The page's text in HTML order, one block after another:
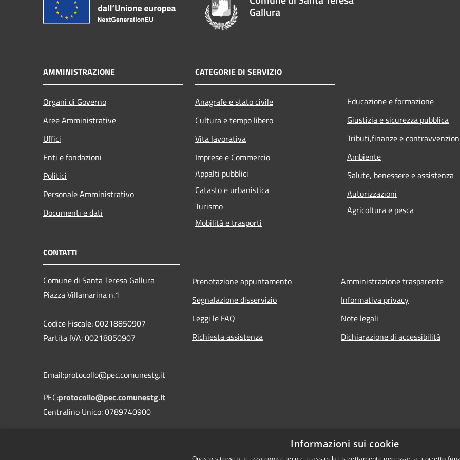
Gallura
AMMINISTRAZIONE
Organi di Governo
Aree Amministrative
Uffici
Enti e fondazioni
Politici
Personale Amministrativo
Documenti e dati
CATEGORIE DI SERVIZIO
Anagrafe e stato civile
Cultura e tempo libero
Vita lavorativa
Imprese e Commercio
Appalti pubblici
Catasto e urbanistica
Turismo
Mobilità e trasporti
Educazione e formazione
Giustizia e sicurezza pubblica
Tributi,finanze e
Ambiente
Salute, benessere e assistenza
Autorizzazioni
Agricoltura e pesca
CONTATTI
Comune di Santa Teresa Gallura
Piazza Villamarina n.1
Codice Fiscale: 00218850907
Partita IVA: 00218850907
Email:protocollo@pec.comunestg.it
PEC:protocollo@pec.comunestg.it
Centralino Unico: 0789740900
Prenotazione appuntamento
Segnalazione disservizio
Leggi le FAQ
Richiesta assistenza
Amministrazione trasparente
Informativa privacy
Note legali
Dichiarazione di accessibilità
Informazioni sui cookie